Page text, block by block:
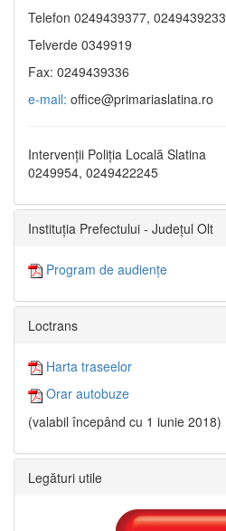
Telefon 0249439377, 0249439233
Telverde 0349919
Fax: 0249439336
e-mail: office@primariaslatina.ro
Intervenții Poliția Locală Slatina
0249954, 0249422245
Instituția Prefectului - Județul Olt
Program de audiențe
Loctrans
Harta traseelor
Orar autobuze
(valabil începând cu 1 iunie 2018)
Legături utile